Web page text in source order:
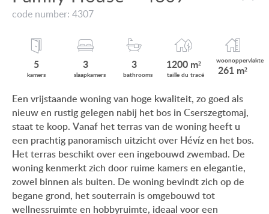
code number: 4307
5
kamers
3
slaapkamers
3
bathrooms
1200 m²
taille du tracé
woonoppervlakte
261 m²
Een vrijstaande woning van hoge kwaliteit, zo goed als
nieuw en rustig gelegen nabij het bos in Cserszegtomaj,
staat te koop. Vanaf het terras van de woning heeft u
een prachtig panoramisch uitzicht over Hévíz en het bos.
Het terras beschikt over een ingebouwd zwembad. De
woning kenmerkt zich door ruime kamers en elegantie,
zowel binnen als buiten. De woning bevindt zich op de
begane grond, het souterrain is omgebouwd tot
wellnessruimte en hobbyruimte, ideaal voor een
VIEW ON LAKE BALATON
NEAR THE THERMAL BATH
SWIMMING-POOL
MANSION WITH ANCIENT TREES
FAMILY HOUSE IN GREEN BELT
ONZE KLANTEN
AANKOOPINFORMATIE
GEBRUIKSEIGENDOM
IMPRESSUM
HU DE EN BE